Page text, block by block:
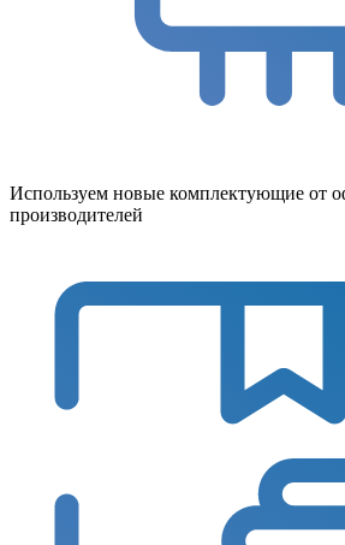
Используем новые комплектующие от
производителей